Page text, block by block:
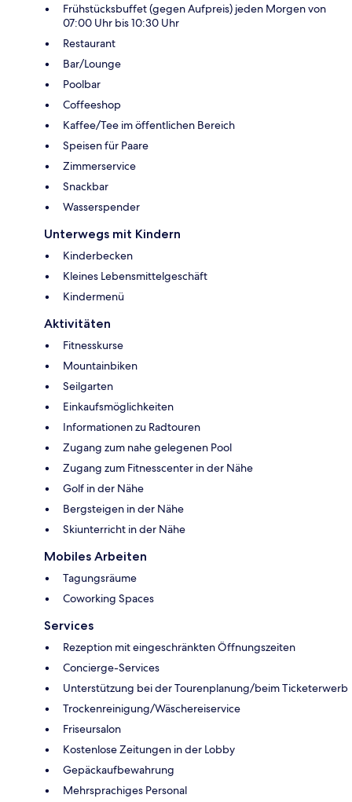
Frühstücksbuffet (gegen Aufpreis) jeden Morgen von
07:00 Uhr bis 10:30 Uhr
Restaurant
Bar/Lounge
Poolbar
Coffeeshop
Kaffee/Tee im öffentlichen Bereich
Speisen für Paare
Zimmerservice
Snackbar
Wasserspender
Unterwegs mit Kindern
Kinderbecken
Kleines Lebensmittelgeschäft
Kindermenü
Aktivitäten
Fitnesskurse
Mountainbiken
Seilgarten
Einkaufsmöglichkeiten
Informationen zu Radtouren
Zugang zum nahe gelegenen Pool
Zugang zum Fitnesscenter in der Nähe
Golf in der Nähe
Bergsteigen in der Nähe
Skiunterricht in der Nähe
Mobiles Arbeiten
Tagungsräume
Coworking Spaces
Services
Rezeption mit eingeschränkten Öffnungszeiten
Concierge-Services
Unterstützung bei der Tourenplanung/beim Ticketerwerb
Trockenreinigung/Wäschereiservice
Friseursalon
Kostenlose Zeitungen in der Lobby
Gepäckaufbewahrung
Mehrsprachiges Personal